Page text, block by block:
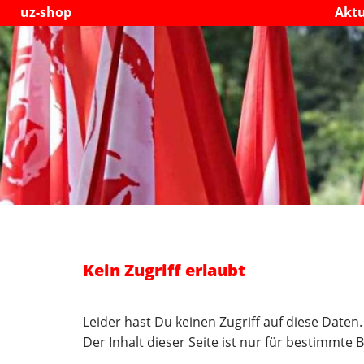
uz-shop
Kein Zugriff erlaubt
Leider hast Du keinen Zugriff auf diese Daten.
Der Inhalt dieser Seite ist nur für bestimmte